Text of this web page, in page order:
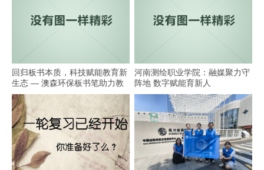
回归板书本质，科技赋能教育新
生态 — 澳森环保板书笔助力教
学
河南测绘职业学院：融媒聚力守
阵地 数字赋能育新人